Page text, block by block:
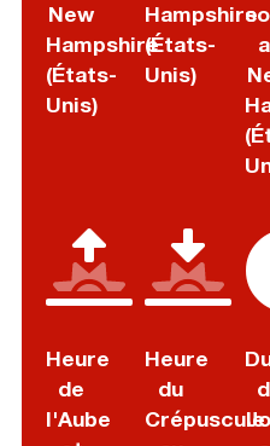
New
Hampshire
(États-
Unis)
Hampshire
(États-
Unis)
Heure
de
l'Aube
Heure
du
Crépuscule